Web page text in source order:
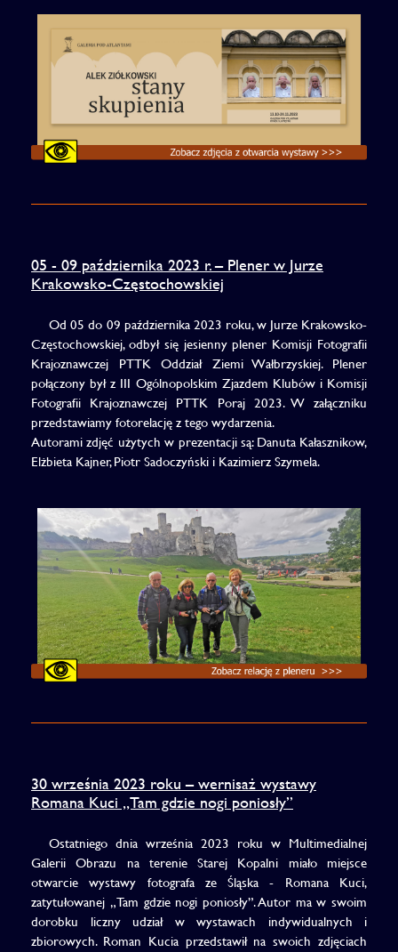
05 - 09 października 2023 r. – Plener w Jurze
Krakowsko-Częstochowskiej
Od 05 do 09 października 2023 roku, w Jurze Krakowsko-
Częstochowskiej, odbył się jesienny plener Komisji Fotografii
Krajoznawczej PTTK Oddział Ziemi Wałbrzyskiej. Plener
połączony był z III Ogólnopolskim Zjazdem Klubów i Komisji
Fotografii Krajoznawczej PTTK Poraj 2023. W załączniku
przedstawiamy fotorelację z tego wydarzenia.
Autorami zdjęć użytych w prezentacji są: Danuta Kałasznikow,
Elżbieta Kajner, Piotr Sadoczyński i Kazimierz Szymela.
30 września 2023 roku – wernisaż wystawy
Romana Kuci „Tam gdzie nogi poniosły”
Ostatniego dnia września 2023 roku w Multimedialnej
Galerii Obrazu na terenie Starej Kopalni miało miejsce
otwarcie wystawy fotografa ze Śląska - Romana Kuci,
zatytułowanej „Tam gdzie nogi poniosły”. Autor ma w swoim
dorobku liczny udział w wystawach indywidualnych i
zbiorowych. Roman Kucia przedstawił na swoich zdjęciach